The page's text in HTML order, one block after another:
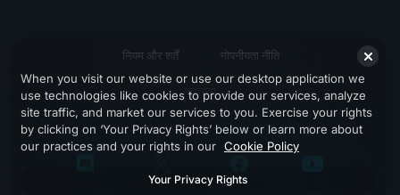
नियम और शर्तें गोपनीयता नीति
सहायता
When you visit our website or use our desktop application we
use technologies like cookies to provide our services, analyze
site traffic, and market our services to you. Exercise your rights
by clicking on ‘Your Privacy Rights’ below or learn more about
our practices and your rights in our Cookie Policy
Your Privacy Rights